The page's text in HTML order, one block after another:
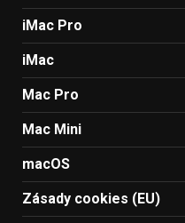
iMac Pro
iMac
Mac Pro
Mac Mini
macOS
Zásady cookies (EU)